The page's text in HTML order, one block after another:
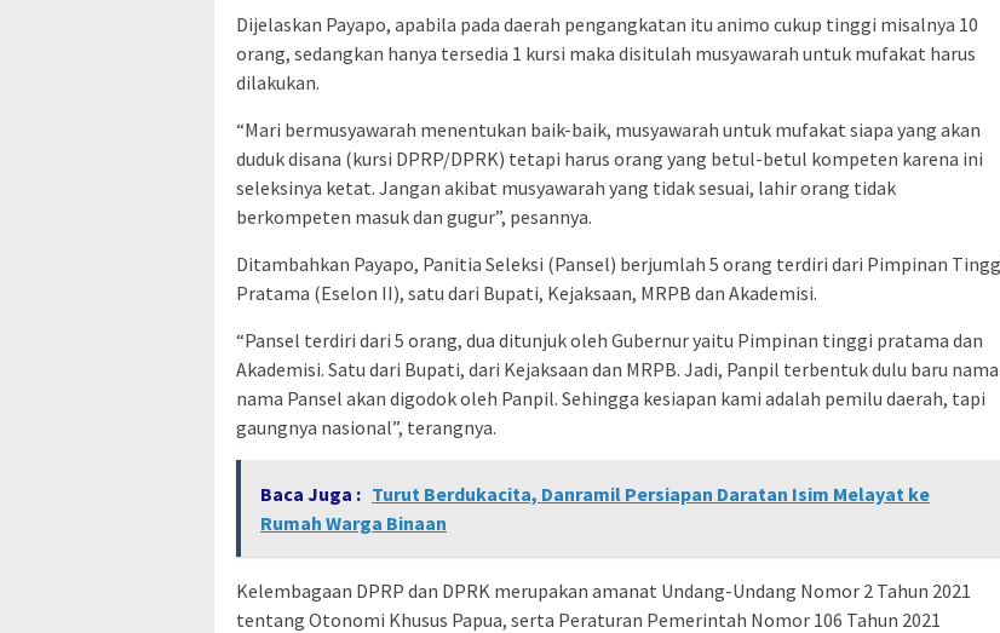
Dijelaskan Payapo, apabila pada daerah pengangkatan itu animo cukup tinggi misalnya 10
orang, sedangkan hanya tersedia 1 kursi maka disitulah musyawarah untuk mufakat harus
dilakukan.
“Mari bermusyawarah menentukan baik-baik, musyawarah untuk mufakat siapa yang akan
duduk disana (kursi DPRP/DPRK) tetapi harus orang yang betul-betul kompeten karena ini
seleksinya ketat. Jangan akibat musyawarah yang tidak sesuai, lahir orang tidak
berkompeten masuk dan gugur”, pesannya.
Ditambahkan Payapo, Panitia Seleksi (Pansel) berjumlah 5 orang terdiri dari Pimpinan
Pratama (Eselon II), satu dari Bupati, Kejaksaan, MRPB dan Akademisi.
“Pansel terdiri dari 5 orang, dua ditunjuk oleh Gubernur yaitu Pimpinan tinggi pratama dan
Akademisi. Satu dari Bupati, dari Kejaksaan dan MRPB. Jadi, Panpil terbentuk dulu baru
nama Pansel akan digodok oleh Panpil. Sehingga kesiapan kami adalah pemilu daerah, tapi
gaungnya nasional”, terangnya.
Baca Juga : Turut Berdukacita, Danramil Persiapan Daratan Isim Melayat ke
Rumah Warga Binaan
Kelembagaan DPRP dan DPRK merupakan amanat Undang-Undang Nomor 2 Tahun 2021
tentang Otonomi Khusus Papua, serta Peraturan Pemerintah Nomor 106 Tahun 2021